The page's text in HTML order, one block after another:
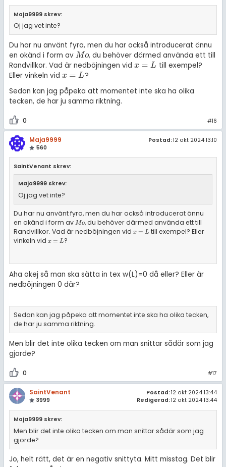
Maja9999 skrev:
Oj jag vet inte?
Du har nu använt fyra, men du har också introducerat ännu
en okänd i form av Mo
Mo , du behöver därmed använda ett till
Randvillkor. Vad är nedböjningen vid x = L
x=L
till exempel?
Eller vinkeln vid x = L
x=L
?
Sedan kan jag påpeka att momentet inte ska ha olika
tecken, de har ju samma riktning.
0 #16
Maja9999
560
Postad:12 okt 2024 13:10
SaintVenant skrev:
Maja9999 skrev:
Oj jag vet inte?
Du har nu använt fyra, men du har också introducerat ännu
en okänd i form av Mo
Mo, du behöver därmed använda ett till
Randvillkor. Vad är nedböjningen vid x = L
x=L
till exempel? Eller
vinkeln vid x = L
x=L ?
Aha okej så man ska sätta in tex w(L)=0 då eller? Eller är
nedböjningen 0 där?
Sedan kan jag påpeka att momentet inte ska ha olika tecken,
de har ju samma riktning.
Men blir det inte olika tecken om man snittar sådär som jag
gjorde?
0 #17
SaintVenant
3999
Postad:12 okt 2024 13:44
Redigerad:12 okt 2024 13:44
Maja9999 skrev:
Men blir det inte olika tecken om man snittar sådär som jag
gjorde?
Jo, helt rätt, det är en negativ snittyta. Mitt misstag. Det blir